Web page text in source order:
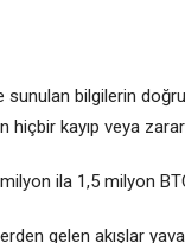
bilgilerin
kayıp veya
ila 1,5 milyon
gelen akışlar